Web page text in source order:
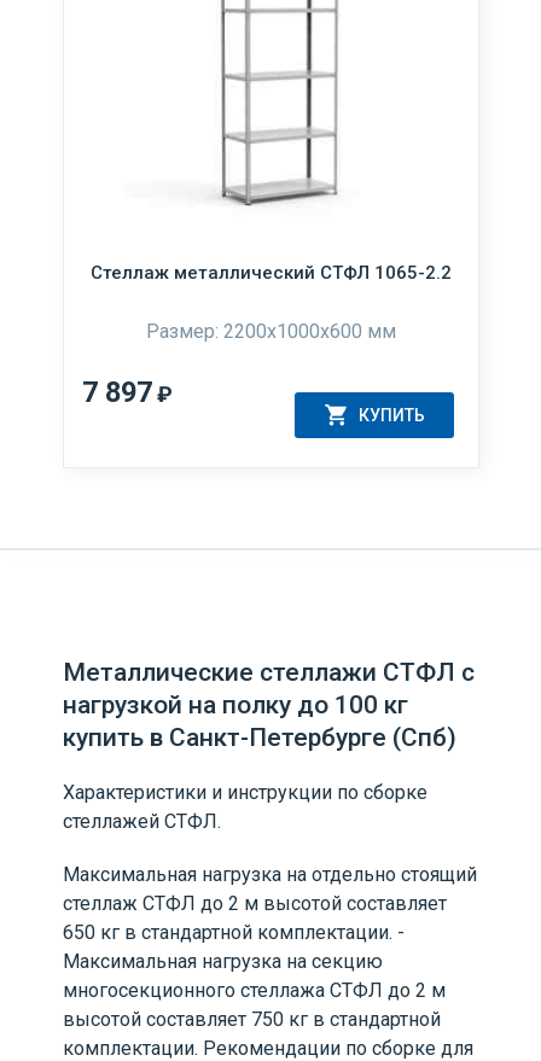
Стеллаж металлический СТФЛ 1065-2.2
Размер: 2200x1000x600 мм
7 897₽
КУПИТЬ
Металлические стеллажи СТФЛ с
нагрузкой на полку до 100 кг
купить в Санкт-Петербурге (Спб)
Характеристики и инструкции по сборке
стеллажей СТФЛ.
Максимальная нагрузка на отдельно стоящий
стеллаж СТФЛ до 2 м высотой составляет
650 кг в стандартной комплектации. -
Максимальная нагрузка на секцию
многосекционного стеллажа СТФЛ до 2 м
высотой составляет 750 кг в стандартной
комплектации. Рекомендации по сборке для